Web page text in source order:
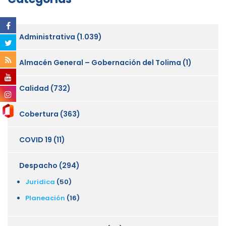
Administrativa (1.039)
Almacén General – Gobernación del Tolima (1)
Calidad (732)
Cobertura (363)
COVID 19 (11)
Despacho (294)
Juridica (50)
Planeación (16)